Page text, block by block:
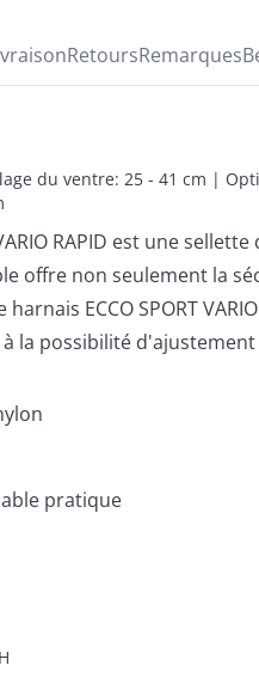
RetoursRemarques
du ventre: 25 - 41 cm |
RAPID est une
offre non seulement la
ECCO SPORT
la possibilité d'ajustement
pratique